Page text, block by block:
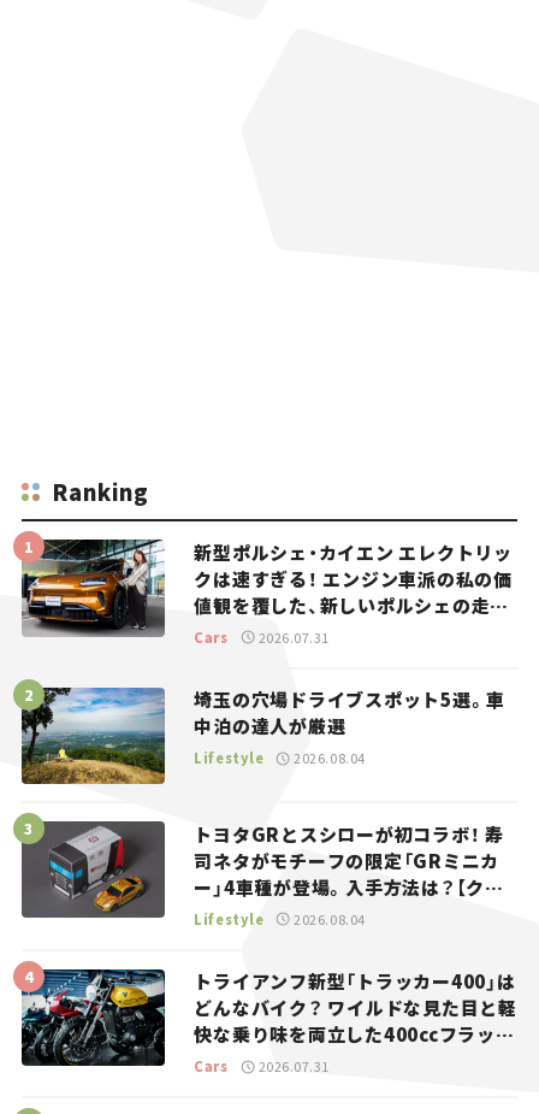
Ranking
新型ポルシェ・カイエン エレクトリッ
クは速すぎる！ エンジン車派の私の価
値観を覆した、新しいポルシェの走
り。
Cars 2026.07.31
埼玉の穴場ドライブスポット5選。車
中泊の達人が厳選
Lifestyle 2026.08.04
トヨタGRとスシローが初コラボ！ 寿
司ネタがモチーフの限定「GRミニカ
ー」4車種が登場。入手方法は？【クル
マとホビー】
Lifestyle 2026.08.04
トライアンフ新型「トラッカー400」は
どんなバイク？ ワイルドな見た目と軽
快な乗り味を両立した400ccフラット
トラッカー【試乗レビュー】
Cars 2026.07.31